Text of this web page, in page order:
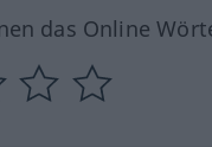
das Online